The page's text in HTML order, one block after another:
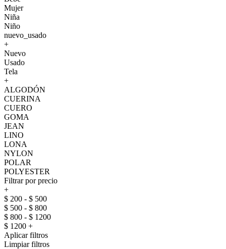
Mujer
Niña
Niño
nuevo_usado
+
Nuevo
Usado
Tela
+
ALGODÓN
CUERINA
CUERO
GOMA
JEAN
LINO
LONA
NYLON
POLAR
POLYESTER
Filtrar por precio
+
$ 200 - $ 500
$ 500 - $ 800
$ 800 - $ 1200
$ 1200 +
Aplicar filtros
Limpiar filtros